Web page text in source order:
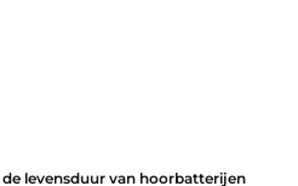
levensduur van hoorbatterijen